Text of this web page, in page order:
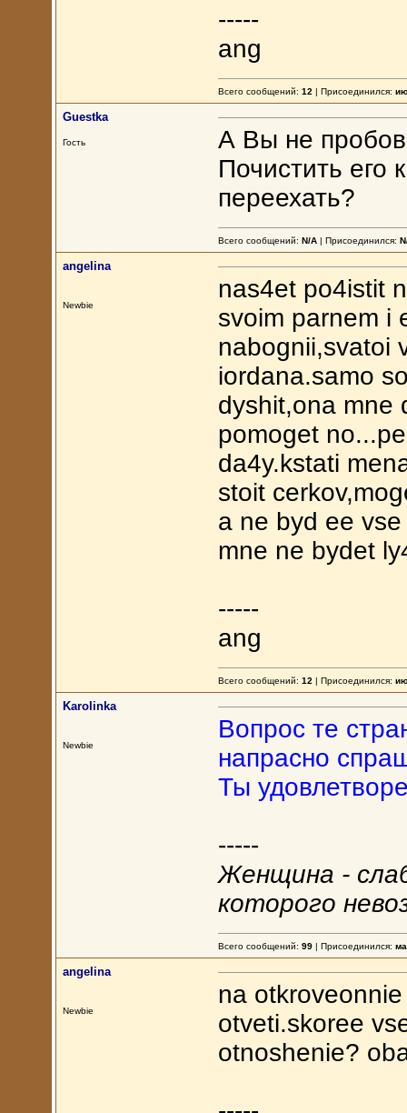
-----
ang
Всего сообщений: 12 | Присоединился:
Guestka
Гость
А Вы не
Почистить его
переехать?
Всего сообщений: N/A| Присоединился:
angelina
Newbie
nas4et po4istit
svoim parnem i
nabognii,svatoi
iordana.samo
dyshit,ona mne
pomoget
da4y.kstati
stoit
a ne byd ee
mne ne bydet
-----
ang
Всего сообщений: 12 | Присоединился:
Karolinka
Newbie
Вопрос те
напрасно
Ты
-----
Женщина -
которого
Всего сообщений: 99| Присоединился:
angelina
Newbie
na
otveti.skoree
otnoshenie?